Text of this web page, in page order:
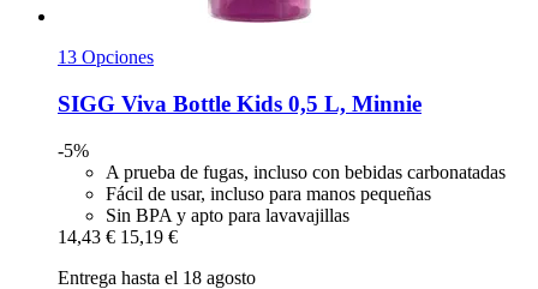
13 Opciones
SIGG Viva Bottle Kids 0,5 L, Minnie
-5%
A prueba de fugas, incluso con bebidas carbonatadas
Fácil de usar, incluso para manos pequeñas
Sin BPA y apto para lavavajillas
14,43 € 15,19 €
Entrega hasta el 18 agosto